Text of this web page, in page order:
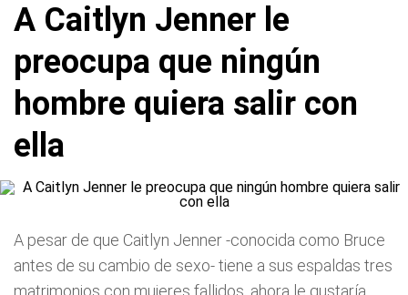
A Caitlyn Jenner le
preocupa que ningún
hombre quiera salir con
ella
A pesar de que Caitlyn Jenner -conocida como Bruce
antes de su cambio de sexo- tiene a sus espaldas tres
matrimonios con mujeres fallidos, ahora le gustaría